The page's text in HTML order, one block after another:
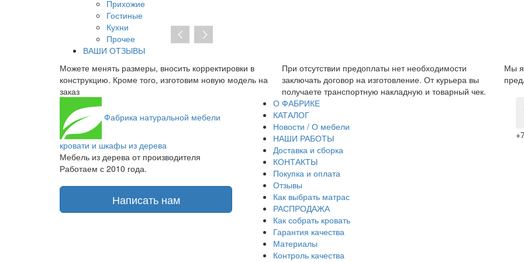
Прихожие
Гостиные
Кухни
Прочее
ВАШИ ОТЗЫВЫ
При отсутствии предоплаты нет необходимости
заключать договор на изготовление. От курьера вы
получаете транспортную накладную и товарный чек.
Мы являемся прямым производителем, поэтому можем
предложить низкую цену без дополнительных наценок.
Фабрика натуральной мебели
кровати и шкафы из дерева
Мебель из дерева от производителя
Работаем с 2010 года.
Написать нам
О ФАБРИКЕ
КАТАЛОГ
Новости / О мебели
НАШИ РАБОТЫ
Доставка и сборка
КОНТАКТЫ
Покупка и оплата
Отзывы
Как выбрать матрас
РАСПРОДАЖА
Как собрать кровать
Гарантия качества
Материалы
Контроль качества